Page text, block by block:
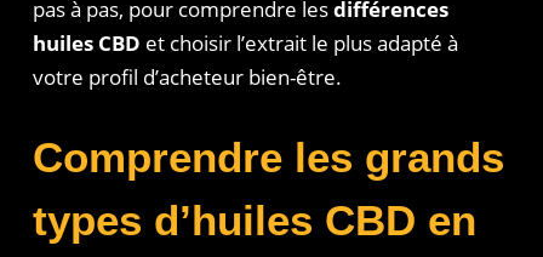
pas à pas, pour comprendre lesdifférences
huiles CBD et choisir l’extrait le plus adapté à
votre profil d’acheteur bien-être.
Comprendre les grands
types d’huiles CBD en